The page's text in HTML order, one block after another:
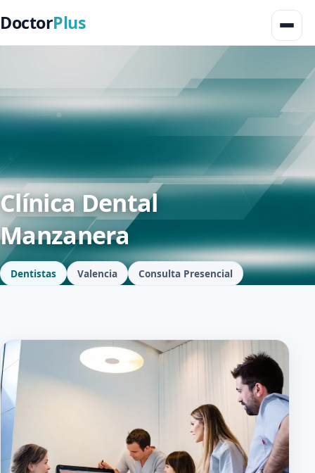
DoctorPlus
Clínica Dental
Manzanera
Dentistas Valencia Consulta Presencial